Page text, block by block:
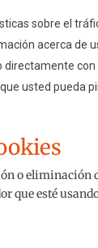
sobre el
acerca de
con
usted pueda
o eliminación
que esté